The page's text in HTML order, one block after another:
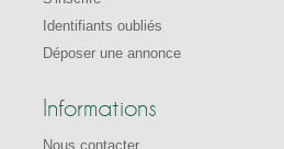
Identifiants oubliés
Déposer une annonce
Informations
Nous contacter